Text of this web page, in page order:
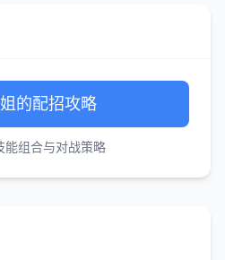
的配招攻略
能组合与对战策略